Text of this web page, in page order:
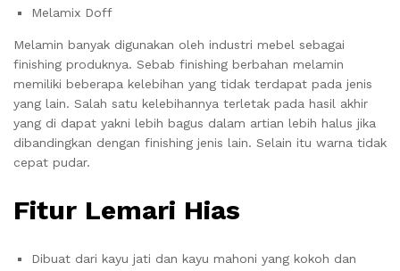
Melamix Doff
Melamin banyak digunakan oleh industri mebel sebagai
finishing produknya. Sebab finishing berbahan melamin
memiliki beberapa kelebihan yang tidak terdapat pada jenis
yang lain. Salah satu kelebihannya terletak pada hasil akhir
yang di dapat yakni lebih bagus dalam artian lebih halus jika
dibandingkan dengan finishing jenis lain. Selain itu warna tidak
cepat pudar.
Fitur Lemari Hias
Dibuat dari kayu jati dan kayu mahoni yang kokoh dan